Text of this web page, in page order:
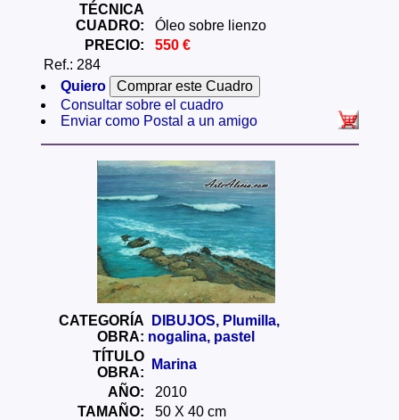
TÉCNICA
CUADRO:
Óleo sobre lienzo
PRECIO:
550 €
Ref.: 284
Quiero
Consultar sobre el cuadro
Enviar como Postal a un amigo
CATEGORÍA
OBRA:
DIBUJOS, Plumilla,
nogalina, pastel
TÍTULO
OBRA:
Marina
AÑO:
2010
TAMAÑO:
50 X 40 cm